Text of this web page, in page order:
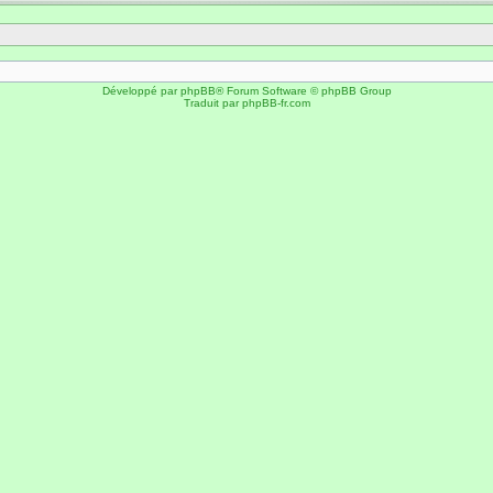
Développé parphpBB® Forum Software © phpBB Group
Traduit parphpBB-fr.com